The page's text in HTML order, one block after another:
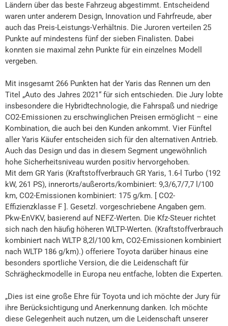
Ländern über das beste Fahrzeug abgestimmt. Entscheidend
waren unter anderem Design, Innovation und Fahrfreude, aber
auch das Preis-Leistungs-Verhältnis. Die Juroren verteilen 25
Punkte auf mindestens fünf der sieben Finalisten. Dabei
konnten sie maximal zehn Punkte für ein einzelnes Modell
vergeben.
Mit insgesamt 266 Punkten hat der Yaris das Rennen um den
Titel „Auto des Jahres 2021“ für sich entschieden. Die Jury lobte
insbesondere die Hybridtechnologie, die Fahrspaß und niedrige
CO2-Emissionen zu erschwinglichen Preisen ermöglicht – eine
Kombination, die auch bei den Kunden ankommt. Vier Fünftel
aller Yaris Käufer entscheiden sich für den alternativen Antrieb.
Auch das Design und das in diesem Segment ungewöhnlich
hohe Sicherheitsniveau wurden positiv hervorgehoben.
Mit dem GR Yaris (Kraftstoffverbrauch GR Yaris, 1.6-l Turbo (192
kW, 261 PS), innerorts/außerorts/kombiniert: 9,3/6,7/7,7 l/100
km, CO2-Emissionen kombiniert: 175 g/km. [ CO2-
Effizienzklasse F ]. Gesetzl. vorgeschriebene Angaben gem.
Pkw-EnVKV, basierend auf NEFZ-Werten. Die Kfz-Steuer richtet
sich nach den häufig höheren WLTP-Werten. (Kraftstoffverbrauch
kombiniert nach WLTP 8,2l/100 km, CO2-Emissionen kombiniert
nach WLTP 186 g/km).) offeriere Toyota darüber hinaus eine
besonders sportliche Version, die die Leidenschaft für
Schrägheckmodelle in Europa neu entfache, lobten die Experten.
„Dies ist eine große Ehre für Toyota und ich möchte der Jury für
ihre Berücksichtigung und Anerkennung danken. Ich möchte
diese Gelegenheit auch nutzen, um die Leidenschaft unserer